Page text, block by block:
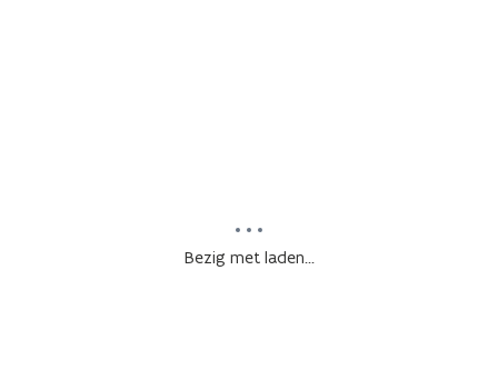
Bezig met laden...